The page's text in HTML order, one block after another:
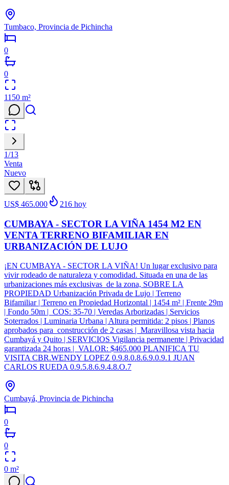
Tumbaco, Provincia de Pichincha
0
0
1150 m²
1/13
Venta
Nuevo
US$ 465.000 216 hoy
CUMBAYA - SECTOR LA VIÑA 1454 M2 EN
VENTA TERRENO BIFAMILIAR EN
URBANIZACIÓN DE LUJO
¡EN CUMBAYA - SECTOR LA VIÑA! Un lugar exclusivo para
vivir rodeado de naturaleza y comodidad. Situada en una de las
urbanizaciones más exclusivas de la zona, SOBRE LA
PROPIEDAD Urbanización Privada de Lujo | Terreno
Bifamiliar | Terreno en Propiedad Horizontal | 1454 m² | Frente 29m
| Fondo 50m | COS: 35-70 | Veredas Arborizadas | Servicios
Soterrados | Luminaria Urbana | Altura permitida: 2 pisos | Planos
aprobados para construcción de 2 casas | Maravillosa vista hacia
Cumbayá y Quito | SERVICIOS Vigilancia permanente | Privacidad
garantizada 24 horas | VALOR: $465.000 PLANIFICA TU
VISITA CBR.WENDY LOPEZ 0.9.8.0.8.6.9.0.9.1 JUAN
CARLOS RUEDA 0.9.5.8.6.9.4.8.O.7
Cumbayá, Provincia de Pichincha
0
0
0 m²